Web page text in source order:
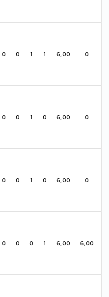
0 0 1 1 6,00 0
0 0 1 0 6,00 0
0 0 1 0 6,00 0
0 0 0 1 6,00 6,00